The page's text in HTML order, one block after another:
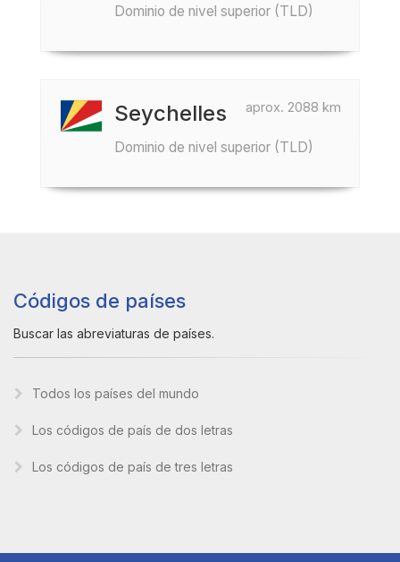
Dominio de nivel superior (TLD)
aprox. 2088 km
Seychelles
Dominio de nivel superior (TLD)
Códigos de países
Buscar las abreviaturas de países.
Todos los países del mundo
Los códigos de país de dos letras
Los códigos de país de tres letras